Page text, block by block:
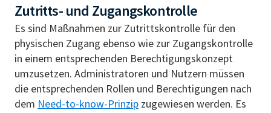
Zutritts- und Zugangskontrolle
Es sind Maßnahmen zur Zutrittskontrolle für den
physischen Zugang ebenso wie zur Zugangskontrolle
in einem entsprechenden Berechtigungskonzept
umzusetzen. Administratoren und Nutzern müssen
die entsprechenden Rollen und Berechtigungen nach
dem Need-to-know-Prinzip zugewiesen werden. Es